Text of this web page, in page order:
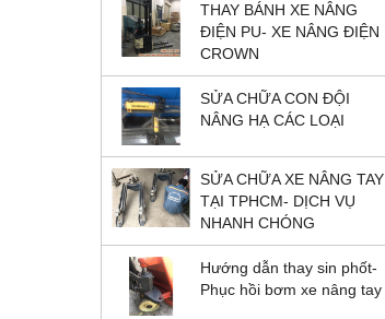
THAY BÁNH XE NÂNG
ĐIỆN PU- XE NÂNG ĐIỆN
CROWN
SỬA CHỮA CON ĐỘI
NÂNG HẠ CÁC LOẠI
SỬA CHỮA XE NÂNG TAY
TẠI TPHCM- DỊCH VỤ
NHANH CHÓNG
Hướng dẫn thay sin phốt-
Phục hồi bơm xe nâng tay